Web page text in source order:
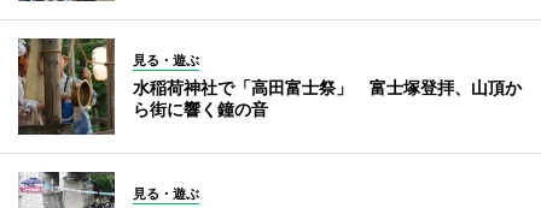
見る・遊ぶ
水稲荷神社で「高田富士祭」 富士塚登拝、山頂か
ら街に響く鐘の音
見る・遊ぶ